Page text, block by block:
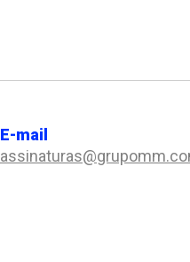
E-mail